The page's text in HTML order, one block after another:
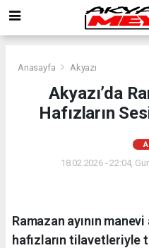
Anasayfa Akyazı
Akyazı’da
Hafızların
18.02.2026 - 22:04,
Ramazan ayının
hafızların tilavetleriyle